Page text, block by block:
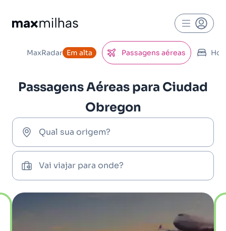
MaxRadar Em alta Passagens aéreas
Passagens Aéreas para Ciudad
Obregon
Qual sua origem?
Vai viajar para onde?